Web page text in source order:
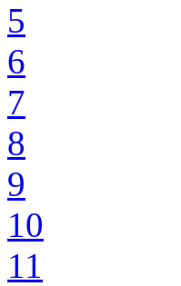
5
6
7
8
9
10
11